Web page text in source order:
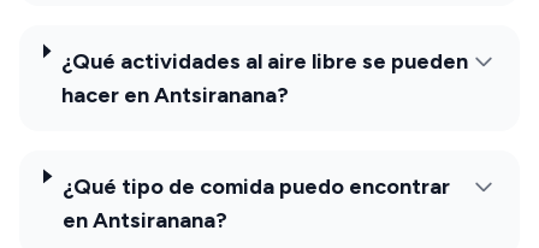
¿Qué actividades al aire libre se pueden
hacer en Antsiranana?
¿Qué tipo de comida puedo encontrar
en Antsiranana?